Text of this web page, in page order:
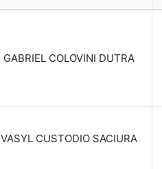
GABRIEL COLOVINI DUTRA
VASYL CUSTODIO SACIURA